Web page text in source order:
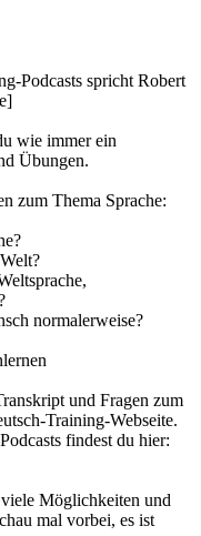
Wahlheimat? Geh
deine Antwort in die
Vokabelliste, ein
und
findest du hier:
Möglichkeiten und
mal vorbei, es ist
üben.
#61